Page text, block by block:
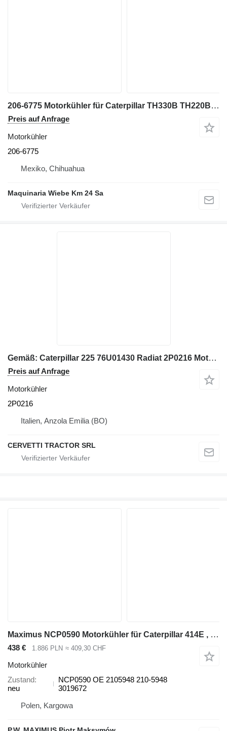
206-6775 Motorkühler für Caterpillar TH330B TH220B TH580B TH460B Teleskopstapler
Preis auf Anfrage
Motorkühler
206-6775
Mexiko, Chihuahua
Maquinaria Wiebe Km 24 Sa
Gemäß: Caterpillar 225 76U01430 Radiat 2P0216 Motorkühler für Caterpillar 225 Bagger
Preis auf Anfrage
Motorkühler
2P0216
Italien, Anzola Emilia (BO)
CERVETTI TRACTOR SRL
Maximus NCP0590 Motorkühler für Caterpillar 414E , 416E , 420E , 422E , 428E , 430E , 432E , 434E , 442E , 444E Baggerlader
438 € 1.886 PLN ≈ 409,30 CHF
Motorkühler
Zustand
neu
NCP0590 OE 2105948 210-5948
3019672
Polen, Kargowa